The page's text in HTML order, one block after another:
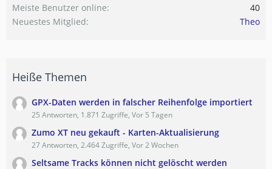
Meiste Benutzer online
40
Neuestes Mitglied
Theo
Heiße Themen
GPX-Daten werden in falscher Reihenfolge importiert
25 Antworten, 1.871 Zugriffe, Vor 5 Tagen
Zumo XT neu gekauft - Karten-Aktualisierung
27 Antworten, 2.464 Zugriffe, Vor 2 Wochen
Seltsame Tracks können nicht gelöscht werden